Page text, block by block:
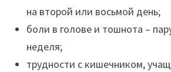
на второй или восьмой день;
боли в голове и тошнота –
неделя;
трудности с кишечником,